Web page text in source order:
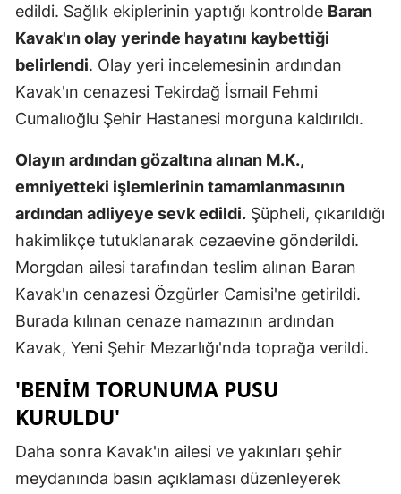
Giresun
Gümüşhane
Hatay
Mersin
İstanbul
İzmir
Kars
Kastamonu
Kırşehir
edildi. Sağlık ekiplerinin yaptığı kontrolde Baran
Kavak'ın olay yerinde hayatını kaybettiği
belirlendi. Olay yeri incelemesinin ardından
Kavak'ın cenazesi Tekirdağ İsmail Fehmi
Cumalıoğlu Şehir Hastanesi morguna kaldırıldı.
Olayın ardından gözaltına alınan M.K.,
emniyetteki işlemlerinin tamamlanmasının
ardından adliyeye sevk edildi. Şüpheli, çıkarıldığı
hakimlikçe tutuklanarak cezaevine gönderildi.
Morgdan ailesi tarafından teslim alınan Baran
Kavak'ın cenazesi Özgürler Camisi'ne getirildi.
Burada kılınan cenaze namazının ardından
Kavak, Yeni Şehir Mezarlığı'nda toprağa verildi.
'BENIM TORUNUMA PUSU
KURULDU'
Daha sonra Kavak'ın ailesi ve yakınları şehir
meydanında basın açıklaması düzenleyerek